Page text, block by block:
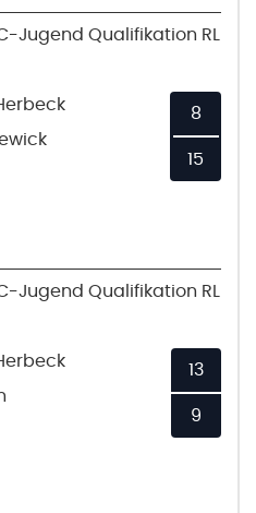
Jugend Qualifikation RL
8
15
Jugend Qualifikation RL
13
9